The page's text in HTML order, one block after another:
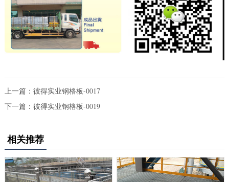
上一篇： 彼得实业钢格板-0017
下一篇： 彼得实业钢格板-0019
相关推荐